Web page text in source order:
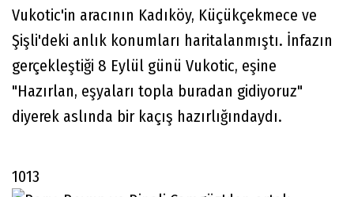
Vukotic'in aracının Kadıköy, Küçükçekmece ve
Şişli'deki anlık konumları haritalanmıştı. İnfazın
gerçekleştiği 8 Eylül günü Vukotic, eşine
"Hazırlan, eşyaları topla buradan gidiyoruz"
diyerek aslında bir kaçış hazırlığındaydı.
1013